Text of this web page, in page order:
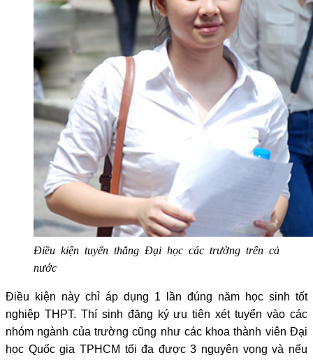
Điều kiện tuyển thẳng Đại học các trường trên cả
nước
Điều kiện này chỉ áp dụng 1 lần đúng năm học sinh tốt
nghiệp THPT. Thí sinh đăng ký ưu tiên xét tuyển vào các
nhóm ngành của trường cũng như các khoa thành viên Đại
học Quốc gia TPHCM tối đa được 3 nguyện vọng và nếu